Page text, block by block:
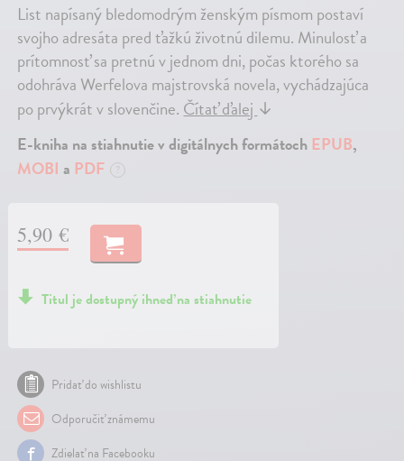
List napísaný bledomodrým ženským písmom postaví
svojho adresáta pred ťažkú životnú dilemu. Minulosť a
prítomnosť sa pretnú v jednom dni, počas ktorého sa
odohráva Werfelova majstrovská novela, vychádzajúca
po prvýkrát v slovenčine.Čítať ďalej↓
E-kniha na stiahnutie v digitálnych formátoch EPUB,
MOBI a PDF ?
5,90 €
Titul je dostupný ihneď na stiahnutie
Pridať do wishlistu
Odporučiť známemu
Zdielať na Facebooku